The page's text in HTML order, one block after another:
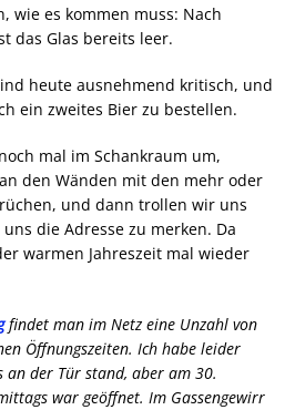
wie es kommen muss: Nach
das Glas bereits leer.
heute ausnehmend kritisch, und
ein zweites Bier zu bestellen.
mal im Schankraum um,
den Wänden mit den mehr oder
und dann trollen wir uns
die Adresse zu merken. Da
warmen Jahreszeit mal wieder
findet man im Netz eine Unzahl von
Öffnungszeiten. Ich habe leider
der Tür stand, aber am 30.
war geöffnet. Im Gassengewirr